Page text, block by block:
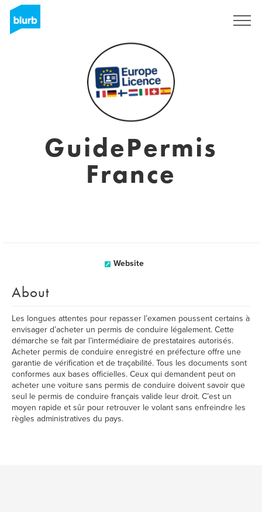
GuidePermis
France
Website
About
Les longues attentes pour repasser l’examen poussent certains à
envisager d’acheter un permis de conduire légalement. Cette
démarche se fait par l’intermédiaire de prestataires autorisés.
Acheter permis de conduire enregistré en préfecture offre une
garantie de vérification et de traçabilité. Tous les documents sont
conformes aux bases officielles. Ceux qui demandent peut on
acheter une voiture sans permis de conduire doivent savoir que
seul le permis de conduire français valide leur droit. C’est un
moyen rapide et sûr pour retrouver le volant sans enfreindre les
règles administratives du pays.